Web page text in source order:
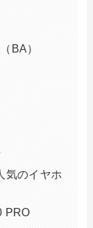
BA）
気のイヤホ
PRO